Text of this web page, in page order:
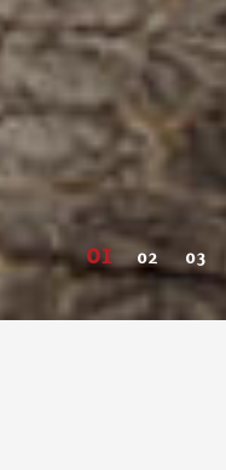
© حقوق النشر 2021 صبحي كابر. مدعوم من